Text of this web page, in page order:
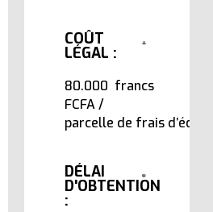
COÛT
LÉGAL :
80.000 francs
FCFA /
parcelle de frais d’édilité.
DÉLAI
D'OBTENTION
: